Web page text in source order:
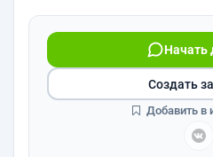
Начать
Создать
Добавить в